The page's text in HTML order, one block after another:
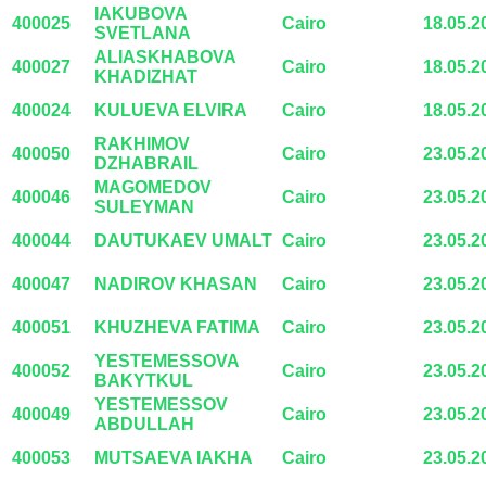
400025
IAKUBOVA
SVETLANA
Cairo
400027
ALIASKHABOVA
KHADIZHAT
Cairo
400024 KULUEVA ELVIRA Cairo
400050
RAKHIMOV
DZHABRAIL
Cairo
400046
MAGOMEDOV
SULEYMAN
Cairo
400044 DAUTUKAEV UMALT Cairo
400047 NADIROV KHASAN Cairo
400051 KHUZHEVA FATIMA Cairo
400052
YESTEMESSOVA
BAKYTKUL
Cairo
400049
YESTEMESSOV
ABDULLAH
Cairo
400053 MUTSAEVA IAKHA Cairo